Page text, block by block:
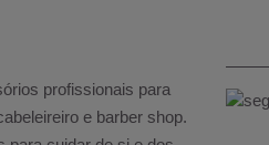
profissionais para
e barber shop.